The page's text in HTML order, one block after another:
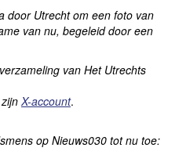
door Utrecht om een foto van
van nu, begeleid door een
van Het Utrechts
X-account.
op Nieuws030 tot nu toe: